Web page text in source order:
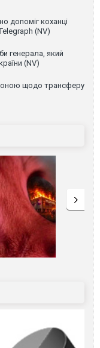
допоміг коханці
(NV)
генерала, який
(NV)
щодо трансферу